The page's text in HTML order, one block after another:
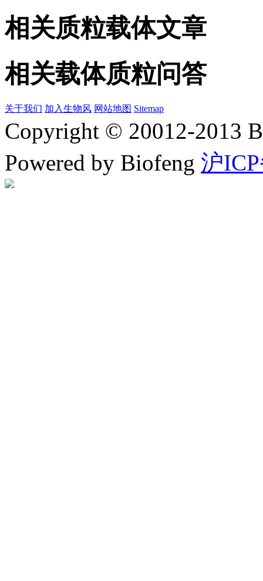
相关质粒载体文章
相关载体质粒问答
关于我们 加入生物风 网站地图 Sitemap
Copyright © 20012-2013
Powered by Biofeng 沪